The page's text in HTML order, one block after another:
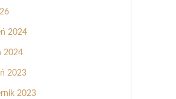
2024
2024
2023
2023